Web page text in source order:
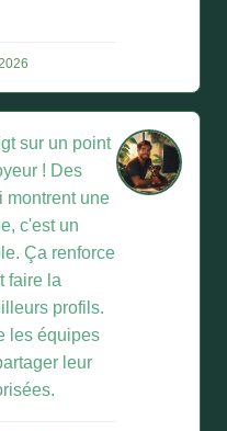
sur un point
! Des
montrent une
c'est un
Ça renforce
faire la
profils.
les équipes
leur